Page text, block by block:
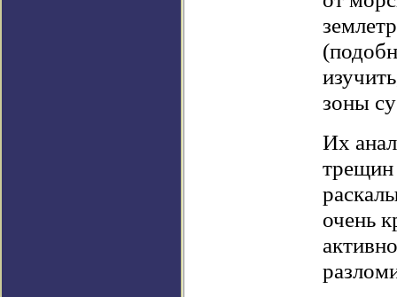
зоны
Их
трещин
очень